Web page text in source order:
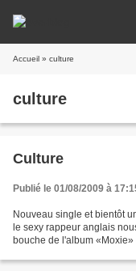
Accueil » culture
culture
Culture
Publié le 01/08/2009 à
Nouveau single et bientôt
le sexy rappeur anglais
bouche de l'album